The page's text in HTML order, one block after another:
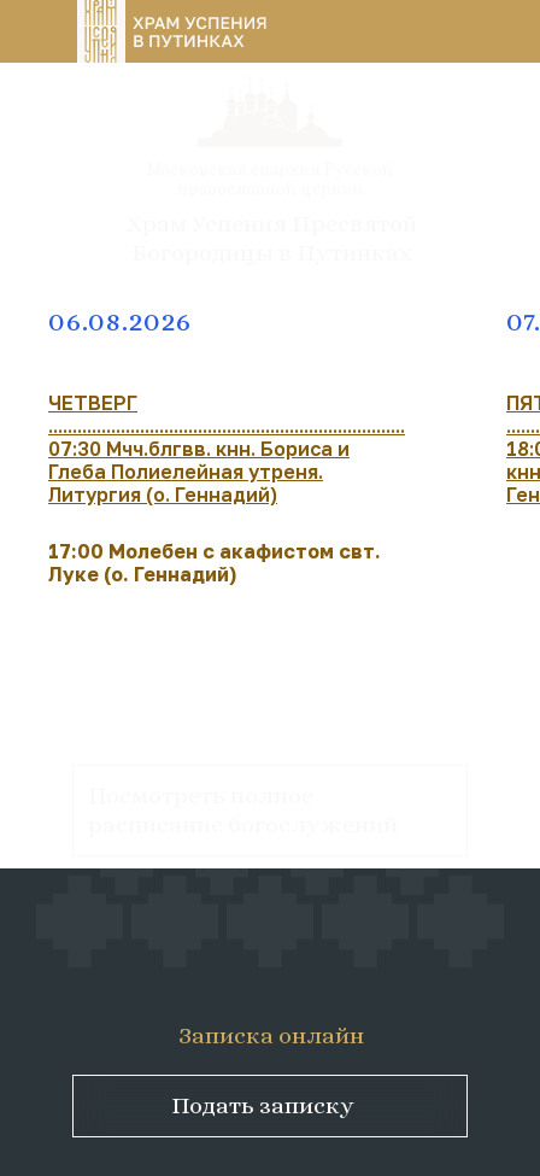
06.08.2026
ЧЕТВЕРГ
..........................................................................
07:30 Мчч.блгвв. кнн. Бориса и
Глеба Полиелейная утреня.
Литургия (о. Геннадий)
17:00 Молебен с акафистом свт.
Луке (о. Геннадий)
Подать записку
Записка онлайн